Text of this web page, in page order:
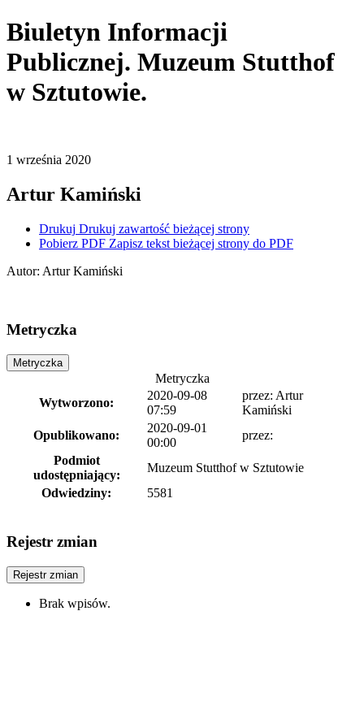
Biuletyn Informacji
Publicznej. Muzeum Stutthof
w Sztutowie.
1 września 2020
Artur Kamiński
Drukuj Drukuj zawartość bieżącej strony
Pobierz PDF Zapisz tekst bieżącej strony do PDF
Autor: Artur Kamiński
Metryczka
Metryczka
Metryczka
Wytworzono:
2020-09-08
07:59
przez: Artur
Kamiński
Opublikowano:
2020-09-01
00:00
przez:
Podmiot
udostępniający:
Muzeum Stutthof w Sztutowie
Odwiedziny:
5581
Rejestr zmian
Rejestr zmian
Brak wpisów.